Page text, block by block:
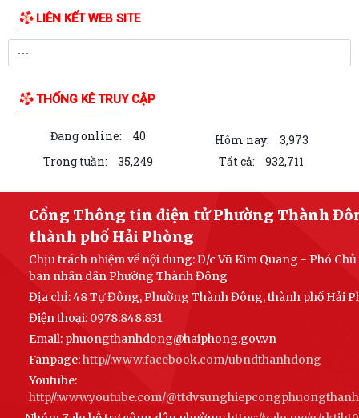
hè năm 2026 cho đội ngũ giáo viên
Phường Thành Đông tri ân Người có công
nhân kỷ niệm 79 năm Ngày Thương...
Phường Thành Đông tri ân các gia đình chính sách nhân dịp 27/7
Phường Thành Đông tổ chức chương trình "Bữa cơm công đoàn"
Hội Cựu Công an nhân dân phường Thành Đông tổ chức Đại hội thành
lập nhiệm kỳ 2026 – 2031
Phường Thành Đông long trọng tổ chức Lễ thắp nến tri ân các anh
Viết tiếp câu chuyện hòa bình - Dâng hương tri ân - Giữ trọ đạo lý "Uống
nước nhớ nguồn"
đất thực hiện Dự án Cầu qua sông Bến...
LIÊN KẾT WEB SITE
THỐNG KÊ TRUY CẬP
Đang online:
Trong tuần:
35,249 Tất cả: 932,711